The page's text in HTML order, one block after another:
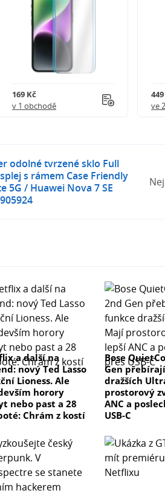
169 Kč
v 1 obchodě
ve
odolné tvrzené sklo Full
s rámem Case Friendly
5G / Huawei Nova 7 SE
a další na
nový Ted Lasso
Lioness. Ale
horory
nebo past a 28
Chrám z kostí
Bose
Gen
dražších
prostorový
ANC a
USB-C